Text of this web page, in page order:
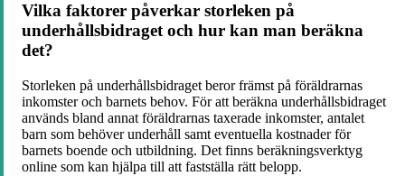
Vilka faktorer påverkar storleken på
underhållsbidraget och hur kan man beräkna
det?
Storleken på underhållsbidraget beror främst på föräldrarnas
inkomster och barnets behov. För att beräkna underhållsbidraget
används bland annat föräldrarnas taxerade inkomster, antalet
barn som behöver underhåll samt eventuella kostnader för
barnets boende och utbildning. Det finns beräkningsverktyg
online som kan hjälpa till att fastställa rätt belopp.